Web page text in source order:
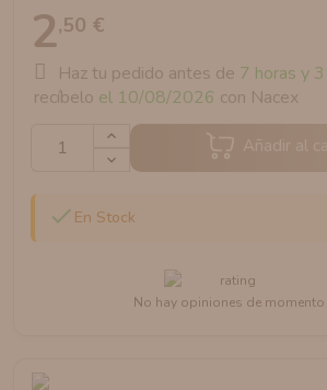
2,50 €
Haz tu pedido antes de 7 horas y
recíbelo el 10/08/2026 con Nacex
Añadir al
 En Stock
No hay opiniones de momento